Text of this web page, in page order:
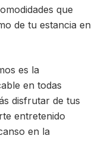
que
de tu estancia en
es la
en todas
disfrutar de tus
entretenido
en la